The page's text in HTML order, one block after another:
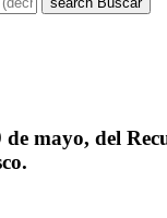
mayo, del